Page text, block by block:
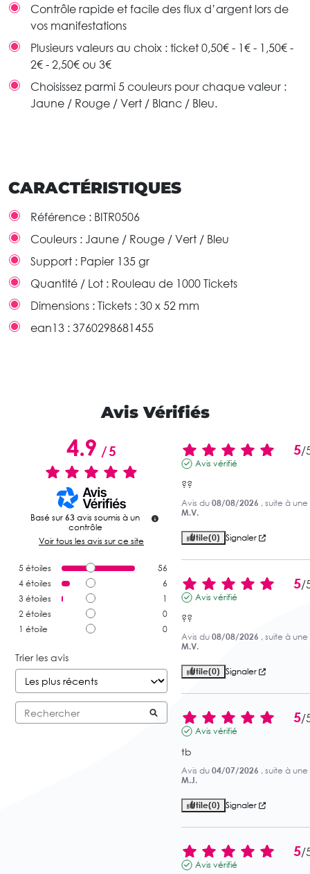
Contrôle rapide et facile des flux d’argent lors de
vos manifestations
Plusieurs valeurs au choix : ticket 0,50€ - 1€ - 1,50€ -
2€ - 2,50€ ou 3€
Choisissez parmi 5 couleurs pour chaque valeur :
Jaune / Rouge / Vert / Blanc / Bleu.
CARACTÉRISTIQUES
Référence : BITR0506
Couleurs : Jaune / Rouge / Vert / Bleu
Support : Papier 135 gr
Quantité / Lot : Rouleau de 1000 Tickets
Dimensions : Tickets : 30 x 52 mm
ean13 : 3760298681455
Avis Vérifiés
4.9/5
Basé sur 63 avis soumis à un
contrôle
Voir tous les avis sur ce site
5 étoiles
56
4 étoiles
6
3 étoiles
1
2 étoiles
0
1 étoile 0
Trier les avis
5/
Avis vérifié
??
Avis du 08/08/2026 , suite à
M.V.
Utile(0) Signaler
5/
Avis vérifié
??
Avis du 08/08/2026 , suite à
M.V.
Utile(0) Signaler
5/
Avis vérifié
tb
Avis du 04/07/2026 , suite à
M.J.
Utile(0) Signaler
5/
Avis vérifié